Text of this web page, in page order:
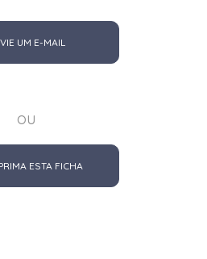
UM E-MAIL
ou
ESTA FICHA